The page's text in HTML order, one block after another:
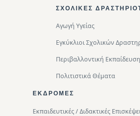
ΣΧΟΛΙΚΈΣ
Αγωγή Υγείας
Εγκύκλιοι Σχολικών
Περιβαλλοντική Eκπαίδευση
Πολιτιστικά Θέματα
ΕΚΔΡΟΜΈΣ
Εκπαιδευτικές / Διδακτικές